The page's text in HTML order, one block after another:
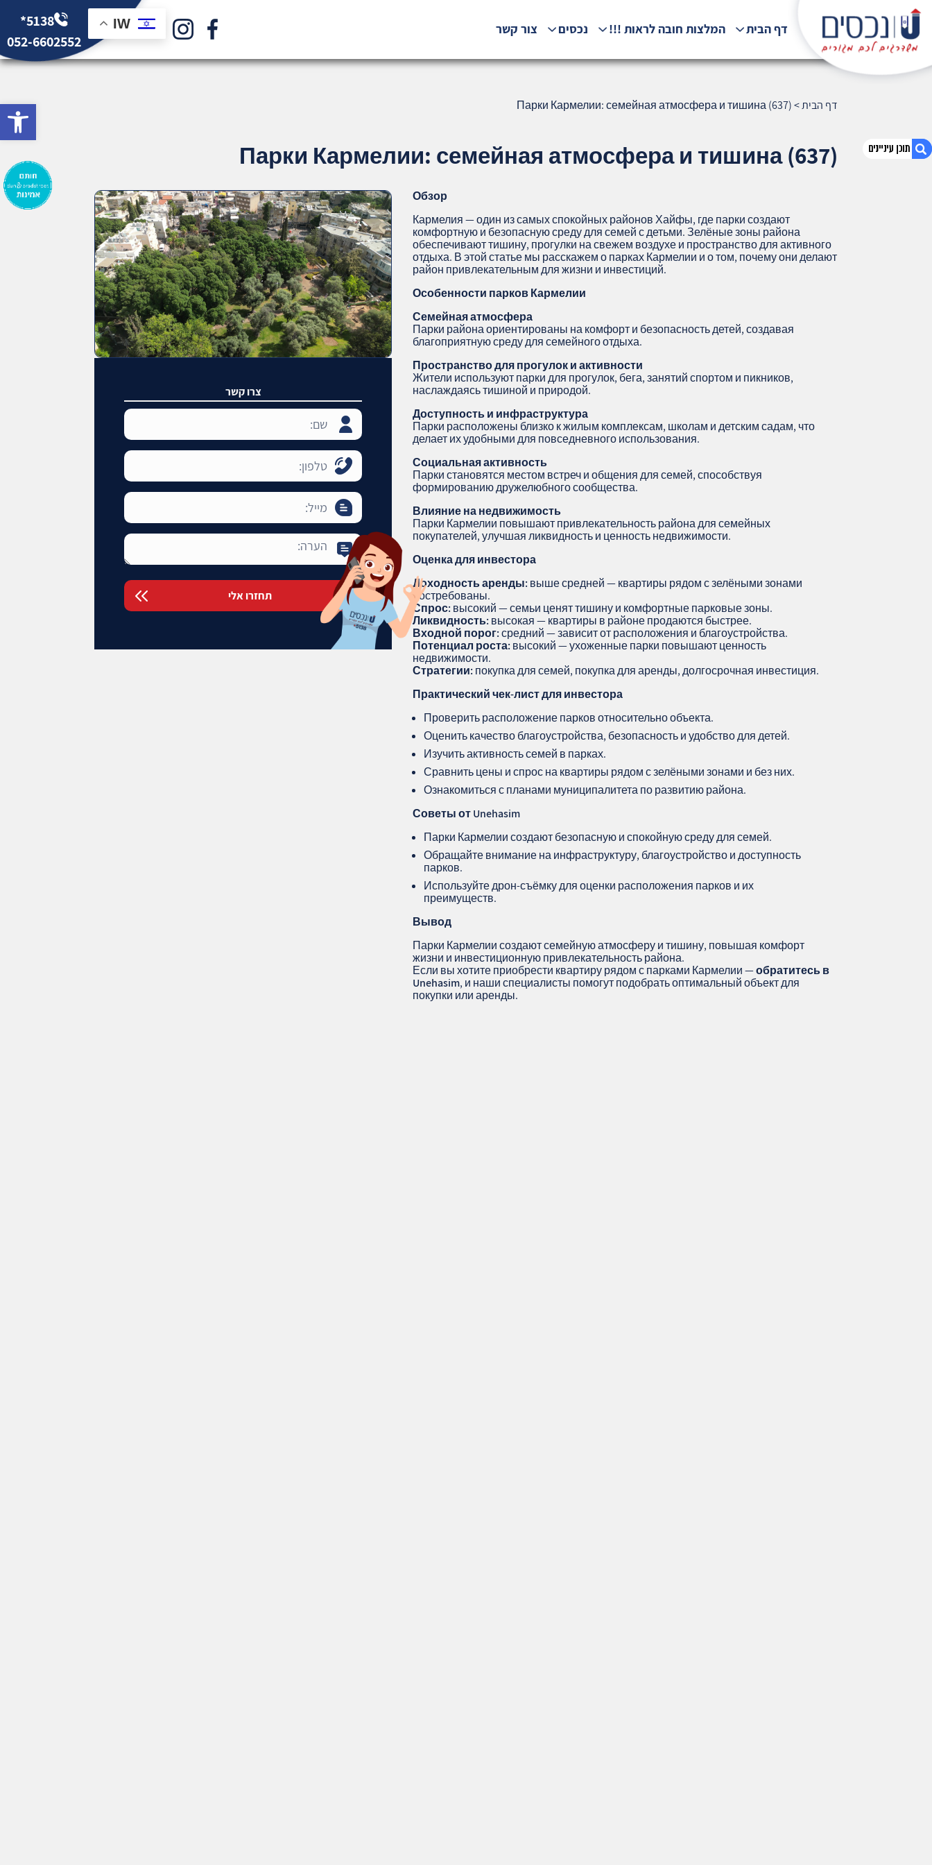
דף הבית המלצות חובה לראות !!! נכסים צור קשר IW
*5138
052-6602552
דף הבית>
Парки Кармелии: семейная атмосфера и тишина (637)
Парки Кармелии: семейная атмосфера и тишина (637)
Обзор
Кармелия — один из самых спокойных районов Хайфы, где парки создают
комфортную и безопасную среду для семей с детьми. Зелёные зоны района
обеспечивают тишину, прогулки на свежем воздухе и пространство для активного
отдыха. В этой статье мы расскажем о парках Кармелии и о том, почему они делают
район привлекательным для жизни и инвестиций.
Особенности парков Кармелии
Семейная атмосфера
Парки района ориентированы на комфорт и безопасность детей, создавая
благоприятную среду для семейного отдыха.
Пространство для прогулок и активности
Жители используют парки для прогулок, бега, занятий спортом и пикников,
наслаждаясь тишиной и природой.
Доступность и инфраструктура
Парки расположены близко к жилым комплексам, школам и детским садам, что
делает их удобными для повседневного использования.
Социальная активность
Парки становятся местом встреч и общения для семей, способствуя
формированию дружелюбного сообщества.
Влияние на недвижимость
Парки Кармелии повышают привлекательность района для семейных
покупателей, улучшая ликвидность и ценность недвижимости.
Оценка для инвестора
Доходность аренды: выше средней — квартиры рядом с зелёными зонами
востребованы.
Спрос: высокий — семьи ценят тишину и комфортные парковые зоны.
Ликвидность: высокая — квартиры в районе продаются быстрее.
Входной порог:средний — зависит от расположения и благоустройства.
Потенциал роста: высокий — ухоженные парки повышают ценность
недвижимости.
Стратегии: покупка для семей, покупка для аренды, долгосрочная инвестиция.
Практический чек-лист для инвестора
Проверить расположение парков относительно объекта.
Оценить качество благоустройства, безопасность и удобство для детей.
Изучить активность семей в парках.
Сравнить цены и спрос на квартиры рядом с зелёными зонами и без них.
Ознакомиться с планами муниципалитета по развитию района.
Советы от Unehasim
Парки Кармелии создают безопасную и спокойную среду для семей.
Обращайте внимание на инфраструктуру, благоустройство и доступность
парков.
Используйте дрон-съёмку для оценки расположения парков и их
преимуществ.
Вывод
Парки Кармелии создают семейную атмосферу и тишину, повышая комфорт
жизни и инвестиционную привлекательность района.
Если вы хотите приобрести квартиру рядом с парками Кармелии —обратитесь в
Unehasim, и наши специалисты помогут подобрать оптимальный объект для
покупки или аренды.
צרו קשר